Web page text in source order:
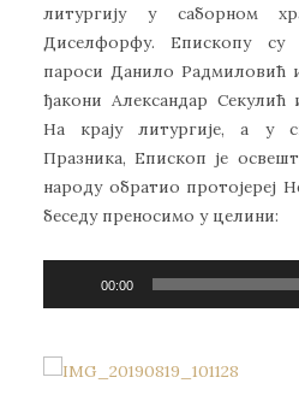
литургију у саборном
Диселфорфу. Епископу су
пароси Данило Радмиловић
ђакони Александар Секулић
На крају литургије, а у
Празника, Епископ је
народу обратио протојереј
беседу преносимо у целини:
00:00